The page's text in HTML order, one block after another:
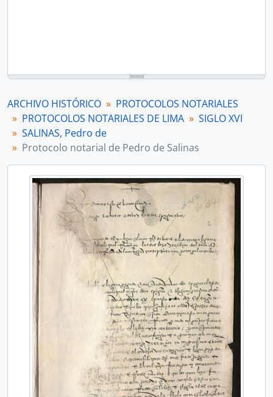
ARCHIVO HISTÓRICO
PROTOCOLOS NOTARIALES
PROTOCOLOS NOTARIALES DE LIMA
SIGLO XVI
SALINAS, Pedro de
Protocolo notarial de Pedro de Salinas